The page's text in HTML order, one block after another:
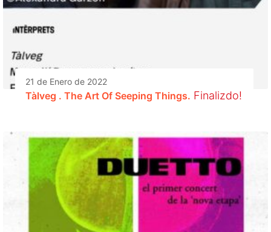
21 de Enero de 2022
Tàlveg . The Art Of Seeping Things. Finalizdo!